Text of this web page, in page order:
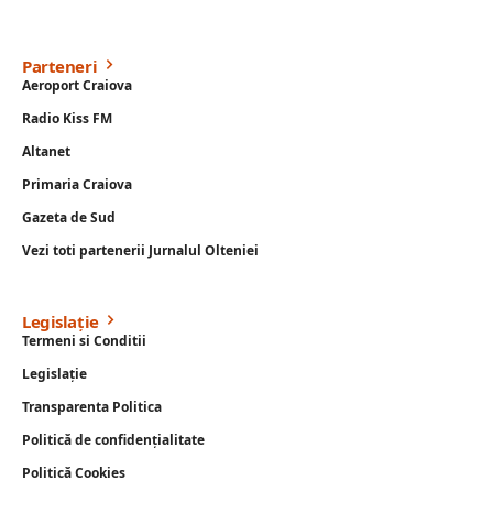
Parteneri
Aeroport Craiova
Radio Kiss FM
Altanet
Primaria Craiova
Gazeta de Sud
Vezi toti partenerii Jurnalul Olteniei
Legislație
Termeni si Conditii
Legislație
Transparenta Politica
Politică de confidențialitate
Politică Cookies